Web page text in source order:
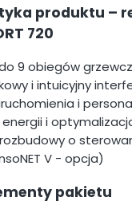
produktu –
720
9 obiegów
i intuicyjny
i
i
o
V - opcja)
pakietu